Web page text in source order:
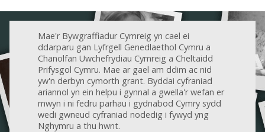
Mae'r Bywgraffiadur Cymreig yn cael ei
ddarparu gan Lyfrgell Genedlaethol Cymru a
Chanolfan Uwchefrydiau Cymreig a Cheltaidd
Prifysgol Cymru. Mae ar gael am ddim ac nid
yw'n derbyn cymorth grant. Byddai cyfraniad
ariannol yn ein helpu i gynnal a gwella'r wefan er
mwyn i ni fedru parhau i gydnabod Cymry sydd
wedi gwneud cyfraniad nodedig i fywyd yng
Nghymru a thu hwnt.